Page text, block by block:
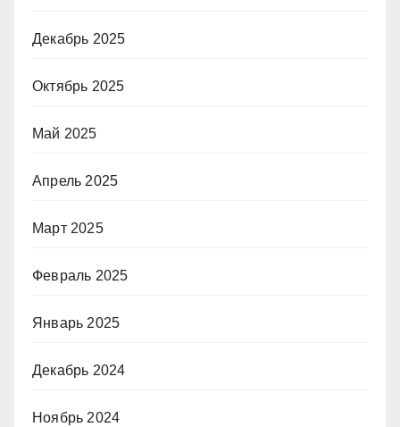
Декабрь 2025
Октябрь 2025
Май 2025
Апрель 2025
Март 2025
Февраль 2025
Январь 2025
Декабрь 2024
Ноябрь 2024